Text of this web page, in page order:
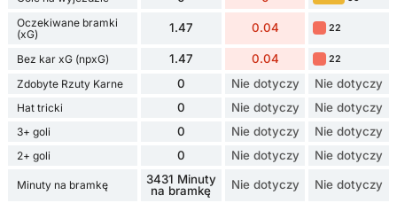
Oczekiwane bramki
(xG)
1.47 0.04 22
Bez kar xG (npxG) 1.47 0.04 22
Zdobyte Rzuty Karne 0 Nie dotyczy Nie dotyczy
Hat tricki 0 Nie dotyczy Nie dotyczy
3+ goli 0 Nie dotyczy Nie dotyczy
2+ goli 0 Nie dotyczy Nie dotyczy
Minuty na bramkę
3431 Minuty
na bramkę
Nie dotyczy Nie dotyczy